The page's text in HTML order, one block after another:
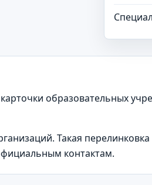
образовательных
Такая
контактам.